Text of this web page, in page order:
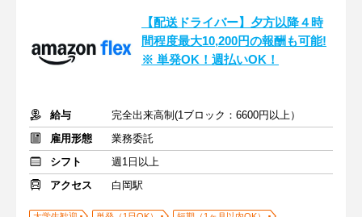
【配送ドライバー】夕方以降４時
間程度最大10,200円の報酬も可能!
※ 単発OK！週払いOK！
給与
完全出来高制(1ブロック：6600円以上）
雇用形態
業務委託
シフト
週1日以上
アクセス
白岡駅